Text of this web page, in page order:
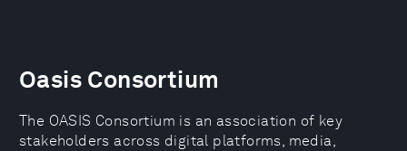
Oasis Consortium
The OASIS Consortium is an association of key
stakeholders across digital platforms, media,